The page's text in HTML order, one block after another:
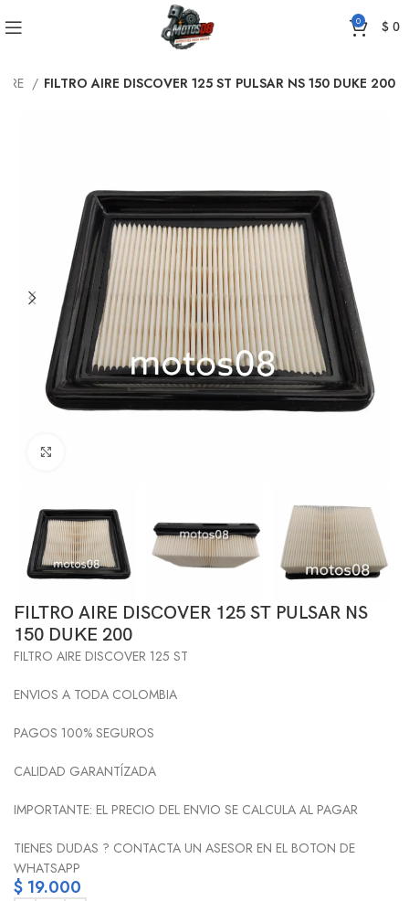
0 $0
FILTRO AIRE DISCOVER 125 ST PULSAR NS 150 DUKE 200
FILTRO AIRE DISCOVER 125 ST PULSAR NS
150 DUKE 200
FILTRO AIRE DISCOVER 125 ST
ENVIOS A TODA COLOMBIA
PAGOS 100% SEGUROS
CALIDAD GARANTÍZADA
IMPORTANTE: EL PRECIO DEL ENVIO SE CALCULA AL PAGAR
TIENES DUDAS ? CONTACTA UN ASESOR EN EL BOTON DE
WHATSAPP
$ 19.000